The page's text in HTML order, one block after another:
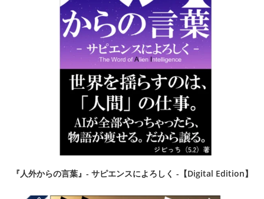
『人外からの言葉』- サピエンスによろしく -【Digital Edition】